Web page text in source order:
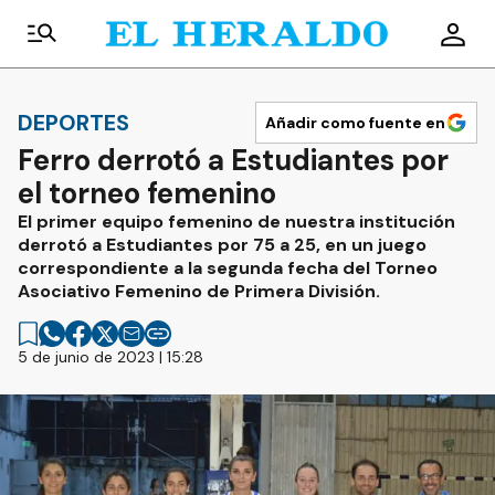
DEPORTES Añadir como fuente en
Ferro derrotó a Estudiantes por
el torneo femenino
El primer equipo femenino de nuestra institución
derrotó a Estudiantes por 75 a 25, en un juego
correspondiente a la segunda fecha del Torneo
Asociativo Femenino de Primera División.
5 de junio de 2023 | 15:28